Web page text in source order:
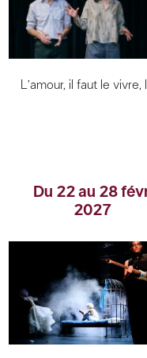
L’amour, il faut le
Du 22 au 28
2027